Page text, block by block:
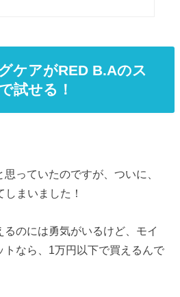
ケアがRED B.Aのス
試せる！
っていたのですが、ついに、
まいました！
のには勇気がいるけど、モイ
トなら、1万円以下で買えるんで